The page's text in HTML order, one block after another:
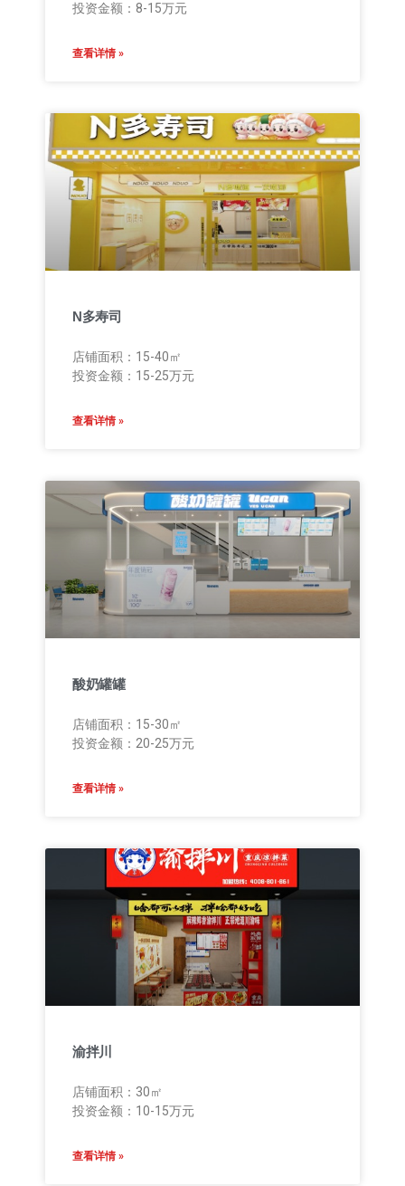
投资金额：8-15万元
查看详情 »
N多寿司
店铺面积：15-40㎡
投资金额：15-25万元
查看详情 »
酸奶罐罐
店铺面积：15-30㎡
投资金额：20-25万元
查看详情 »
渝拌川
店铺面积：30㎡
投资金额：10-15万元
查看详情 »